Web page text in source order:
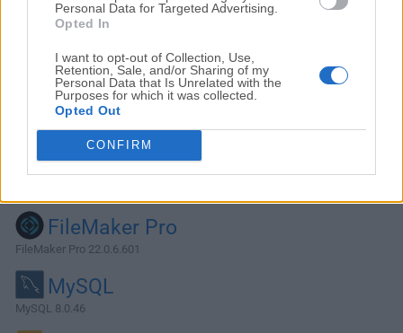
Personal Data for Targeted Advertising.
Opted In
I want to opt-out of Collection, Use,
Retention, Sale, and/or Sharing of my
Personal Data that Is Unrelated with the
Purposes for which it was collected.
Opted Out
CONFIRM
Alternativas y Software Similar
FileMaker Pro
FileMaker Pro 22.0.6.601
MySQL
MySQL 8.0.46